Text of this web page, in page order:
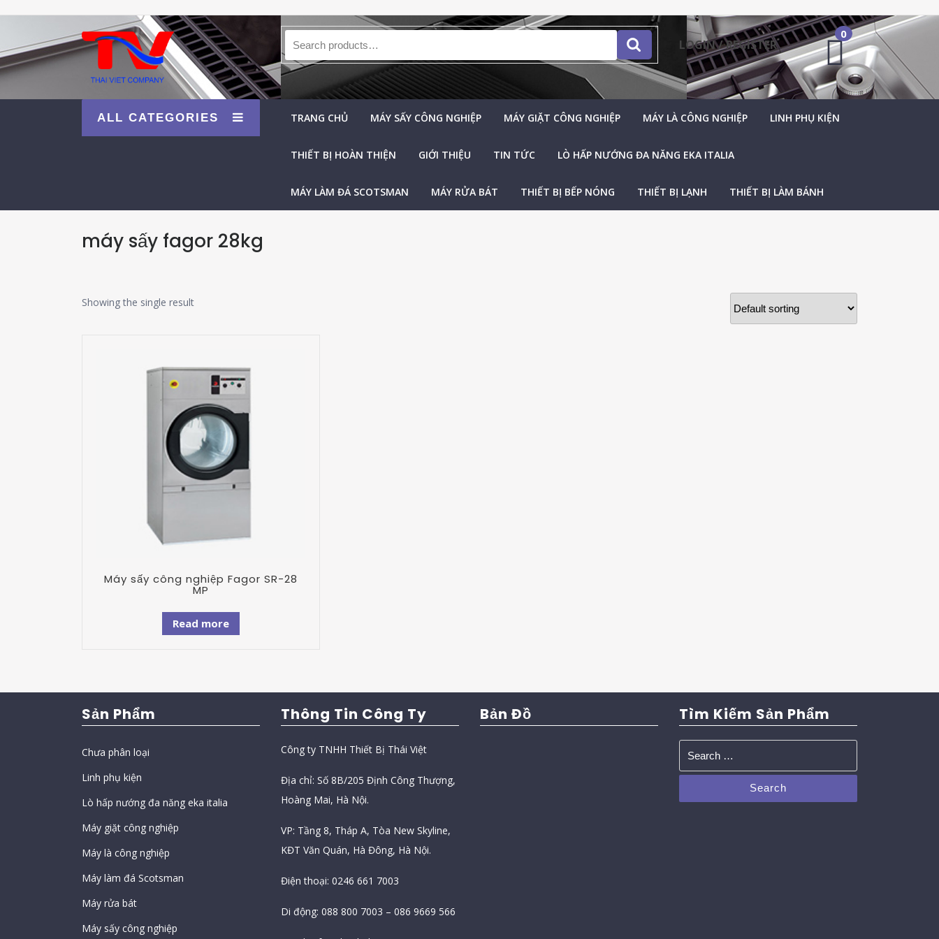
LOGIN / REGISTER
0
ALL CATEGORIES TRANG CHỦ MÁY SẤY CÔNG NGHIỆP MÁY GIẶT CÔNG NGHIỆP MÁY LÀ CÔNG NGHIỆP LINH PHỤ KIỆN
THIẾT BỊ HOÀN THIỆN GIỚI THIỆU TIN TỨC LÒ HẤP NƯỚNG ĐA NĂNG EKA ITALIA
MÁY LÀM ĐÁ SCOTSMAN MÁY RỬA BÁT THIẾT BỊ BẾP NÓNG THIẾT BỊ LẠNH THIẾT BỊ LÀM BÁNH
máy sấy fagor 28kg
Showing the single result
Máy sấy công nghiệp Fagor SR-28
MP
Read more
Sản Phẩm
Chưa phân loại
Linh phụ kiện
Lò hấp nướng đa năng eka italia
Máy giặt công nghiệp
Máy là công nghiệp
Máy làm đá Scotsman
Máy rửa bát
Máy sấy công nghiệp
Thông Tin Công Ty
Công ty TNHH Thiết Bị Thái Việt
Địa chỉ: Số 8B/205 Định Công Thượng,
Hoàng Mai, Hà Nội.
VP: Tầng 8, Tháp A, Tòa New Skyline,
KĐT Văn Quán, Hà Đông, Hà Nội.
Điện thoại: 0246 661 7003
Di động: 088 800 7003 – 086 9669 566
Bản Đồ Tìm Kiếm Sản Phẩm
Search